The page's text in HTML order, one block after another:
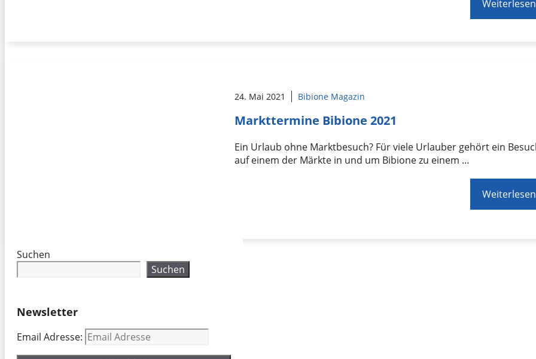
Weiterlesen
24. Mai 2021 Bibione Magazin
Markttermine Bibione 2021
Ein Urlaub ohne Marktbesuch? Für viele Urlauber gehört ein
auf einem der Märkte in und um Bibione zu einem …
Weiterlesen
Suchen
Suchen
Newsletter
Email Adresse: